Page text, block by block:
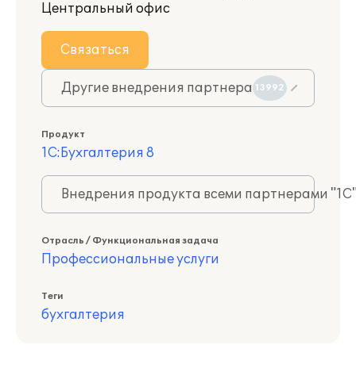
Центральный офис
Связаться
Другие внедрения партнера 13992
Продукт
1С:Бухгалтерия 8
Внедрения продукта всеми партнерами
Отрасль / Функциональная задача
Профессиональные услуги
Теги
бухгалтерия